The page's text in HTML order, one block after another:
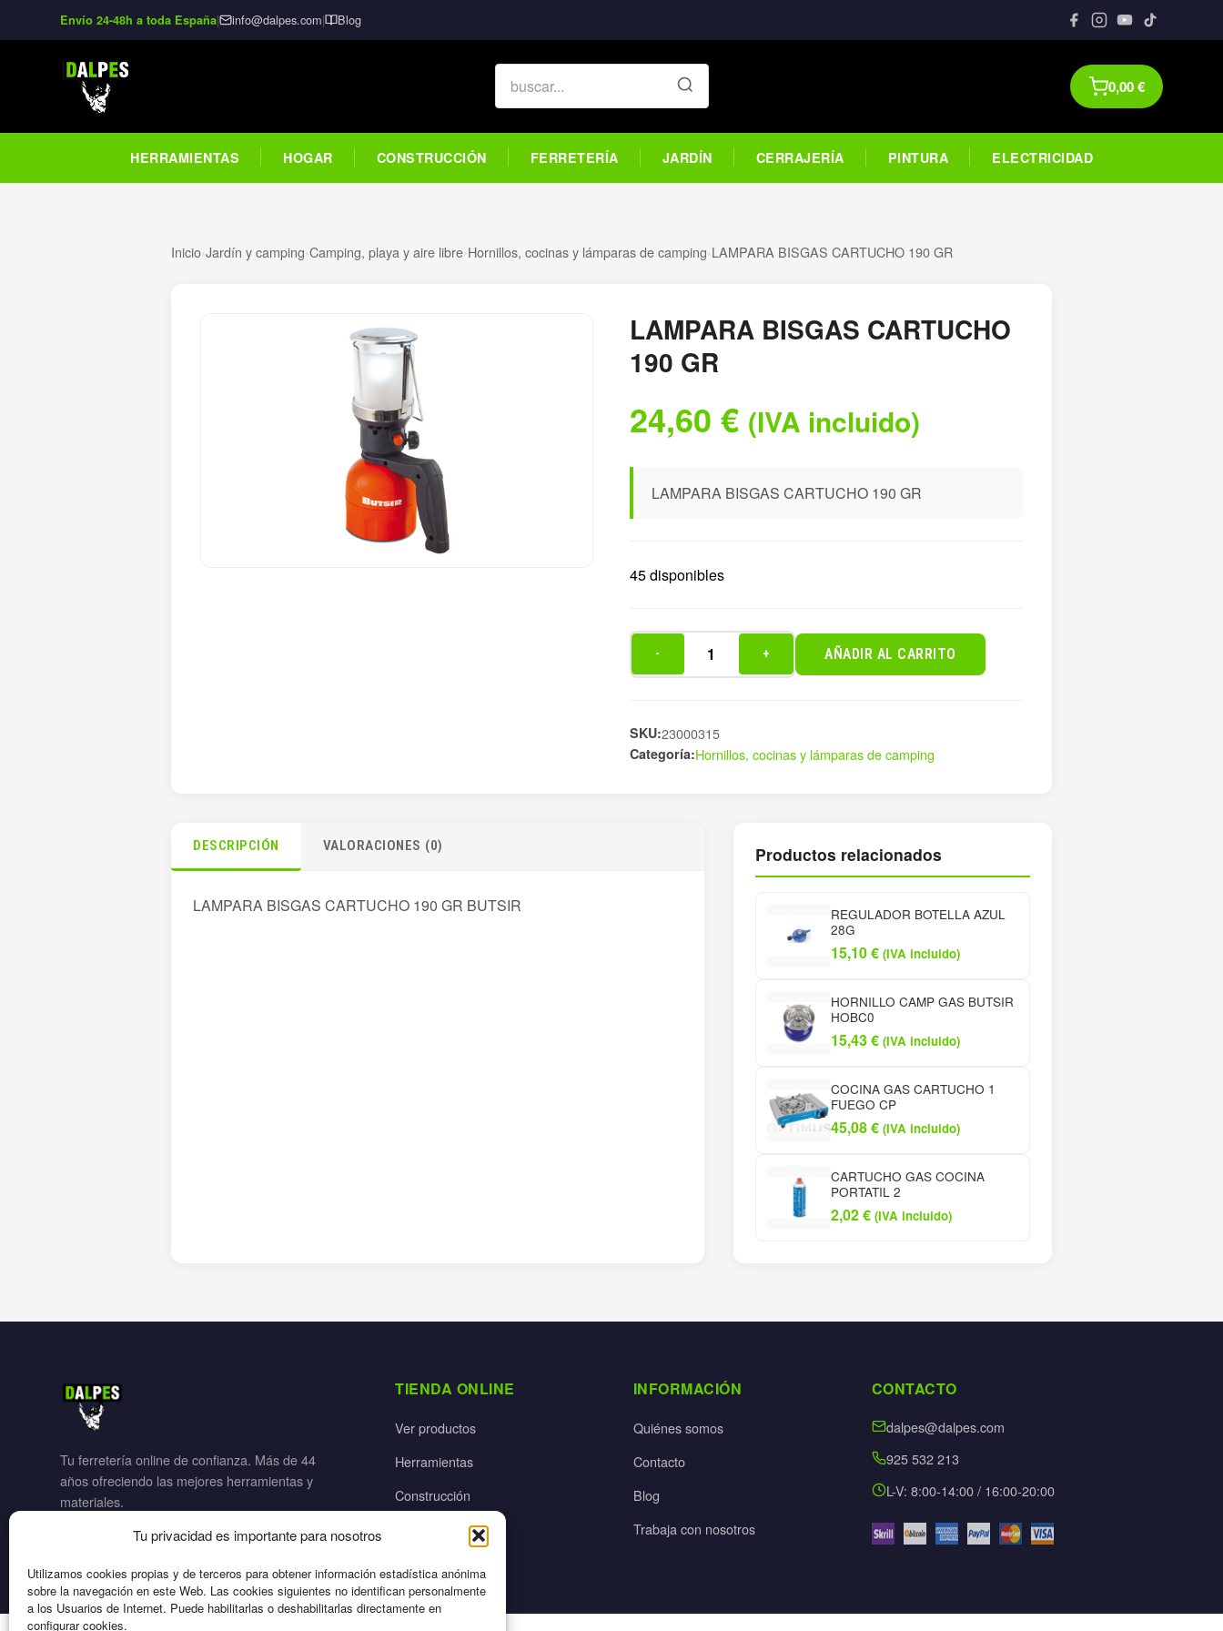
Tu privacidad es importante para nosotros
Utilizamos cookies propias y de terceros para obtener información estadística anónima
sobre la navegación en este Web. Las cookies siguientes no identifican personalmente
a los Usuarios de Internet. Puede habilitarlas o deshabilitarlas directamente en
configurar cookies.
Envío 24-48h a toda España| info@dalpes.com| Blog
0,00€
HERRAMIENTAS HOGAR CONSTRUCCIÓN FERRETERÍA JARDÍN CERRAJERÍA PINTURA ELECTRICIDAD
Inicio›Jardín y camping›Camping, playa y aire libre›Hornillos, cocinas y lámparas de camping›LAMPARA BISGAS CARTUCHO 190 GR
LAMPARA BISGAS CARTUCHO
190 GR
24,60 € (IVA incluido)
LAMPARA BISGAS CARTUCHO 190 GR
45 disponibles
190
GR
- + AÑADIR AL CARRITO
SKU:23000315
Categoría:Hornillos, cocinas y lámparas de camping
DESCRIPCIÓN VALORACIONES (0)
LAMPARA BISGAS CARTUCHO 190 GR BUTSIR
Productos relacionados
REGULADOR BOTELLA AZUL
28G
15,10€ (IVA incluido)
HORNILLO CAMP GAS BUTSIR
HOBC0
15,43€ (IVA incluido)
COCINA GAS CARTUCHO 1
FUEGO CP
45,08€ (IVA incluido)
CARTUCHO GAS COCINA
PORTATIL 2
2,02€ (IVA incluido)
Tu ferretería online de confianza. Más de 44
años ofreciendo las mejores herramientas y
materiales.
TIENDA ONLINE
Ver productos
Herramientas
Construcción
INFORMACIÓN
Quiénes somos
Contacto
Blog
Trabaja con nosotros
CONTACTO
dalpes@dalpes.com
925 532 213
L-V: 8:00-14:00 / 16:00-20:00